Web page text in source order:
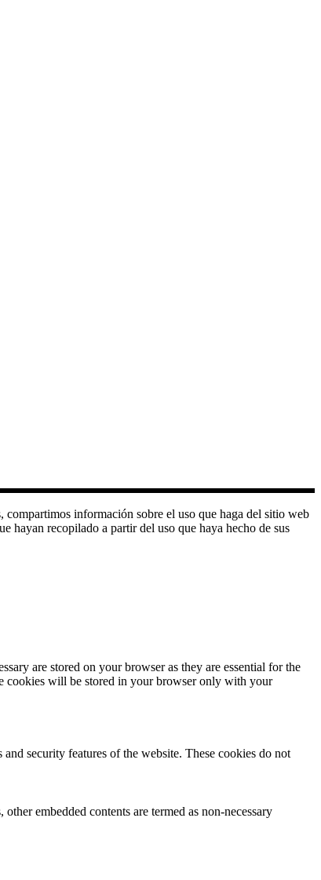
compartimos información sobre el uso que haga del sitio web
hayan recopilado a partir del uso que haya hecho de sus
are stored on your browser as they are essential for the
cookies will be stored in your browser only with your
security features of the website. These cookies do not
embedded contents are termed as non-necessary